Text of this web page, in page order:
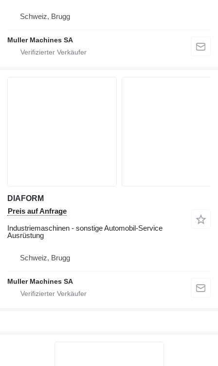
Schweiz, Brugg
Muller Machines SA
DIAFORM
Preis auf Anfrage
Industriemaschinen - sonstige Automobil-Service
Ausrüstung
Schweiz, Brugg
Muller Machines SA